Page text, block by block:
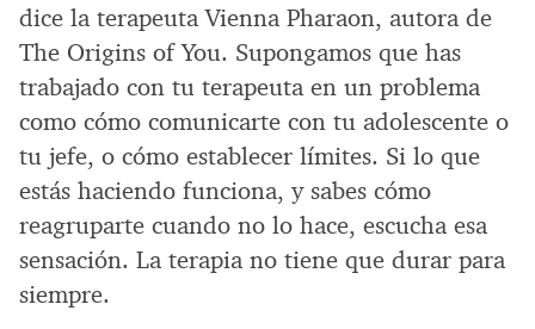
dice la terapeuta Vienna Pharaon, autora de
The Origins of You. Supongamos que has
trabajado con tu terapeuta en un problema
como cómo comunicarte con tu adolescente o
tu jefe, o cómo establecer límites. Si lo que
estás haciendo funciona, y sabes cómo
reagruparte cuando no lo hace, escucha esa
sensación. La terapia no tiene que durar para
siempre.